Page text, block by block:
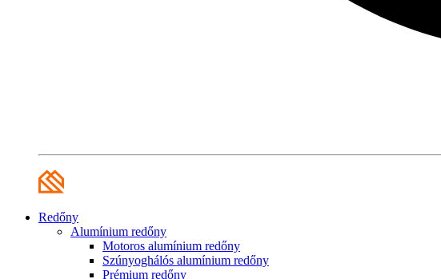
Redőny
Alumínium redőny
Motoros alumínium redőny
Szúnyoghálós alumínium redőny
Prémium redőny